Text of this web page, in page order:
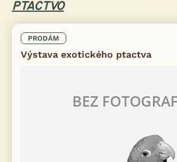
PTACTVO
PRODÁM
Výstava exotického ptactva